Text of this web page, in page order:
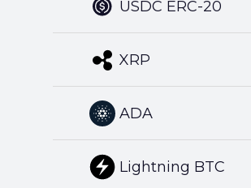
USDC ERC-20
XRP
ADA
Lightning BTC